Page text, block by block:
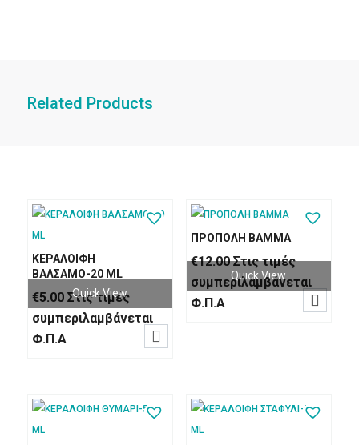
Related Products
ΚΕΡΑΛΟΙΦΗ
ΒΑΛΣΑΜΟ-20 ML
€5.00 Στις τιμές
συμπεριλαμβάνεται
Φ.Π.Α
Quick View

ΠΡΟΠΟΛΗ ΒΑΜΜΑ
€12.00 Στις τιμές
συμπεριλαμβάνεται
Φ.Π.Α
Quick View
